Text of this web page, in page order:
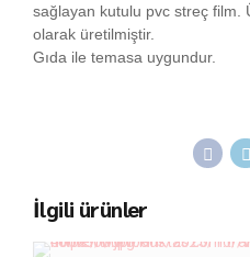
sağlayan kutulu pvc streç film.
olarak üretilmiştir.
Gıda ile temasa uygundur.
İlgili ürünler